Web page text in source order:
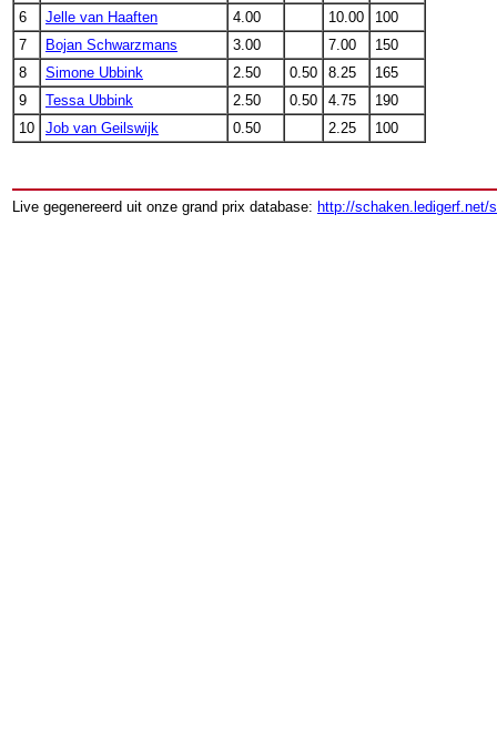
6
Jelle van Haaften 4.00 10.00
100
7
Bojan Schwarzmans 3.00 7.00
150
8
Simone Ubbink 2.50 0.50 8.25
165
9
Tessa Ubbink 2.50 0.50 4.75
190
10
Job van Geilswijk 0.50 2.25 100
Live gegenereerd uit onze grand prix database: http://schaken.ledigerf.net/